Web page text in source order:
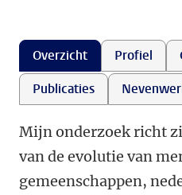
Overzicht Profiel
Publicaties
Mijn onderzoek richt
van de evolutie van
gemeenschappen,